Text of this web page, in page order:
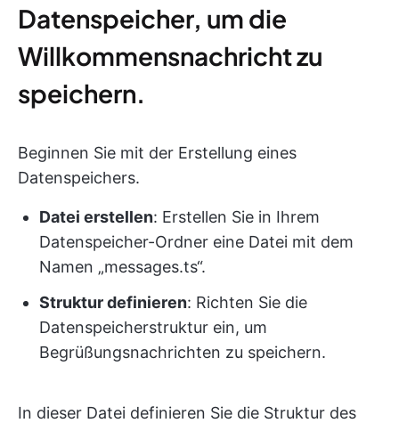
Datenspeicher, um die
Willkommensnachricht zu
speichern.
Beginnen Sie mit der Erstellung eines
Datenspeichers.
Datei erstellen: Erstellen Sie in Ihrem
Datenspeicher-Ordner eine Datei mit dem
Namen „messages.ts“.
Struktur definieren: Richten Sie die
Datenspeicherstruktur ein, um
Begrüßungsnachrichten zu speichern.
In dieser Datei definieren Sie die Struktur des